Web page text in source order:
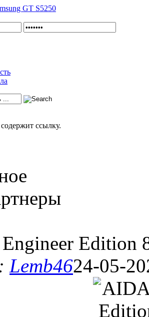
GT S5250
ссылку.
Edition
Lemb4624-05-